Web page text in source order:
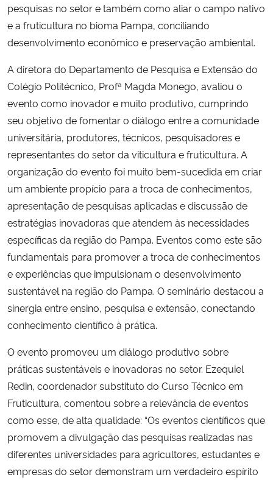
pesquisas no setor e também como aliar o campo nativo
e a fruticultura no bioma Pampa, conciliando
desenvolvimento econômico e preservação ambiental.
A diretora do Departamento de Pesquisa e Extensão do
Colégio Politécnico, Profª Magda Monego, avaliou o
evento como inovador e muito produtivo, cumprindo
seu objetivo de fomentar o diálogo entre a comunidade
universitária, produtores, técnicos, pesquisadores e
representantes do setor da viticultura e fruticultura. A
organização do evento foi muito bem-sucedida em criar
um ambiente propício para a troca de conhecimentos,
apresentação de pesquisas aplicadas e discussão de
estratégias inovadoras que atendem às necessidades
específicas da região do Pampa. Eventos como este são
fundamentais para promover a troca de conhecimentos
e experiências que impulsionam o desenvolvimento
sustentável na região do Pampa. O seminário destacou a
sinergia entre ensino, pesquisa e extensão, conectando
conhecimento científico à prática.
O evento promoveu um diálogo produtivo sobre
práticas sustentáveis e inovadoras no setor. Ezequiel
Redin, coordenador substituto do Curso Técnico em
Fruticultura, comentou sobre a relevância de eventos
como esse, de alta qualidade: “Os eventos científicos que
promovem a divulgação das pesquisas realizadas nas
diferentes universidades para agricultores, estudantes e
empresas do setor demonstram um verdadeiro espírito